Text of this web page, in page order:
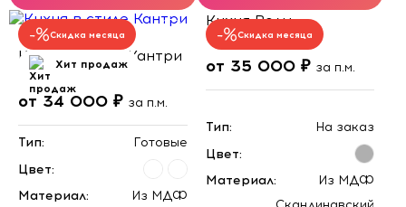
Скидка месяца
Хит продаж
Кухня в стиле Кантри
от 34 000 ₽ за п.м.
Тип:
Готовые
Цвет:
Материал:
Из МДФ
Скидка месяца
Кухня Волм
от 35 000 ₽ за п.м.
Тип:
На заказ
Цвет:
Материал:
Из МДФ